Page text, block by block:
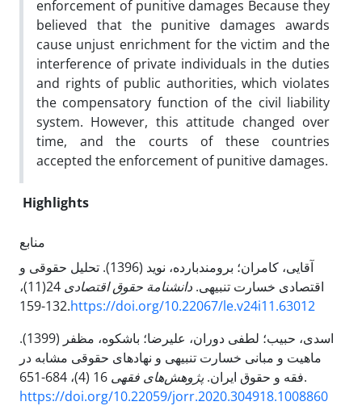
enforcement of punitive damages Because they
believed that the punitive damages awards
cause unjust enrichment for the victim and the
interference of private individuals in the duties
and rights of public authorities, which violates
the compensatory function of the civil liability
system. However, this attitude changed over
time, and the courts of these countries
accepted the enforcement of punitive damages.
Highlights
منابع
آقایی، کامران؛ برومندبارده، نوید (1396). تحلیل حقوقی و
اقتصادی خسارت تنبیهی. دانشنامة حقوق اقتصادی
24(11)،
132-159.https://doi.org/10.22067/le.v24i11.63012
اسدی، حبیب؛ لطفی دوران، علیرضا؛ باشکوه، مظفر (1399).
ماهیت و مبانی خسارت تنبیهی و نهادهای حقوقی مشابه در
فقه و حقوق ایران. پژوهش‌های فقهی
16 (4)، 684-651.
https://doi.org/10.22059/jorr.2020.304918.1008860